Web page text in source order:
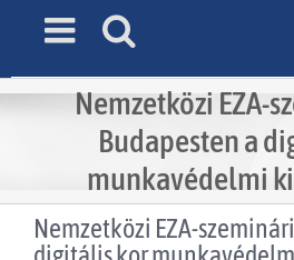
Nemzetközi EZA-
Budapesten a
munkavédelmi
Nemzetközi EZA-